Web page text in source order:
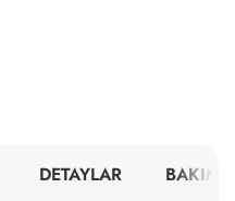
DETAYLAR BAKIM